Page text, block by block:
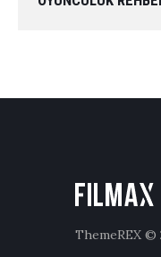
ThemeREX ©